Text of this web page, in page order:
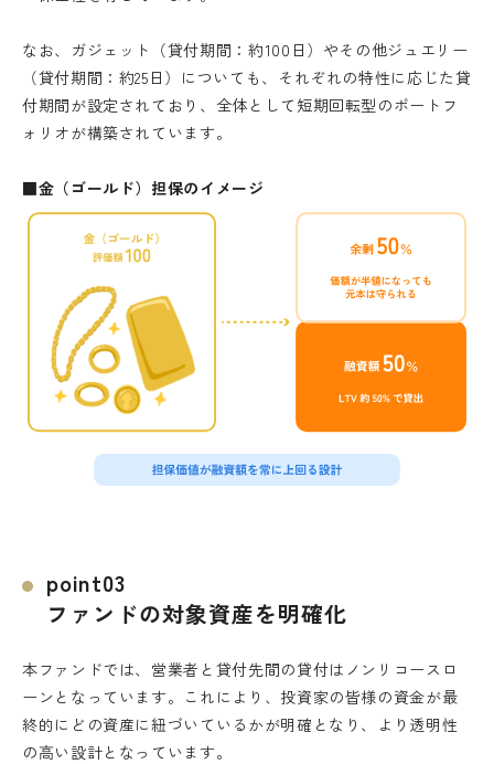
なお、ガジェット（貸付期間：約100日）やその他ジュエリー
（貸付期間：約25日）についても、それぞれの特性に応じた貸
付期間が設定されており、全体として短期回転型のポートフ
ォリオが構築されています。
■金（ゴールド）担保のイメージ
point03
ファンドの対象資産を明確化
本ファンドでは、営業者と貸付先間の貸付はノンリコースロ
ーンとなっています。これにより、投資家の皆様の資金が最
終的にどの資産に紐づいているかが明確となり、より透明性
の高い設計となっています。
ログインもしくは新規会員登録を
お済みの上行ってください。
ログイン
外部サイトへリンクします。
これより先は、SAMURAI証券のウェ
ブサイトではありません